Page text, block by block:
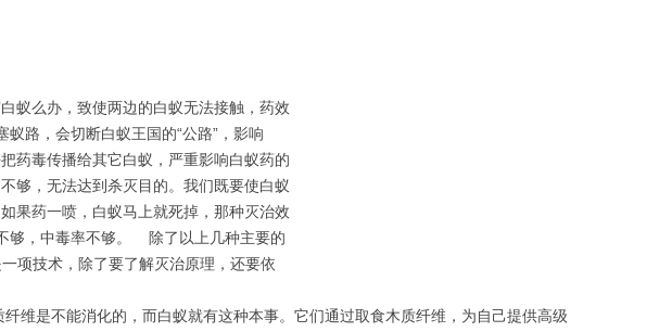
蚁么办，致使两边的白蚁无法接触，药效
路，会切断白蚁王国的“公路”，影响
药毒传播给其它白蚁，严重影响白蚁药的
够，无法达到杀灭目的。我们既要使白蚁
果药一喷，白蚁马上就死掉，那种灭治效
够，中毒率不够。 除了以上几种主要的
项技术，除了要了解灭治原理，还要依
维是不能消化的，而白蚁就有这种本事。它们通过取食木质纤维，为自己提供高级